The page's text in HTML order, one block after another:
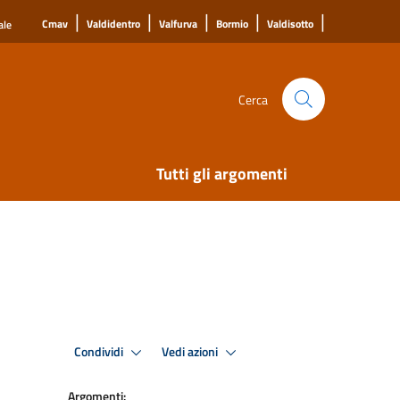
Cmav | Valdidentro | Valfurva | Bormio | Valdisotto |
Cerca
Tutti gli argomenti
Condividi Vedi azioni
Argomenti: